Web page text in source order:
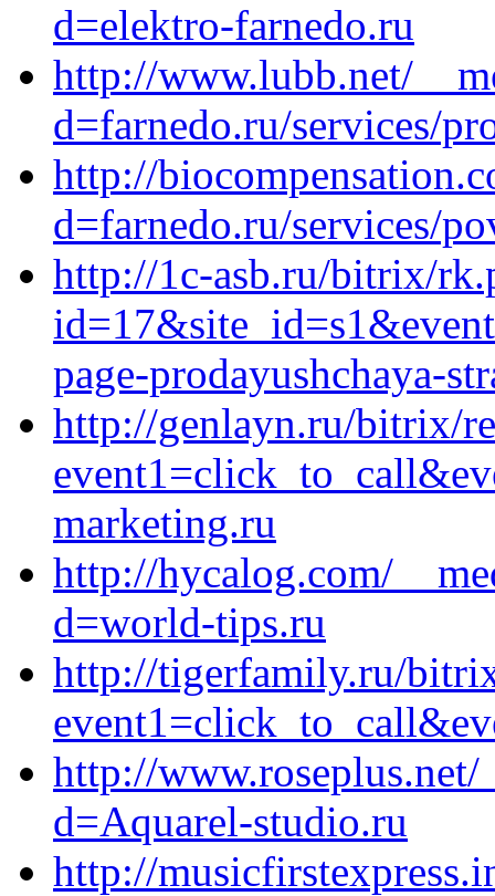
d=elektro-farnedo.ru
http://www.lubb.net/
d=farnedo.ru/services/
http://
d=farnedo.ru/services/
http://1c-asb.ru/bitrix/
page-prodayushchaya-
http://genlayn.ru/bitrix/
marketing.ru
http://hycalog.com/
d=world-tips.ru
http://tigerfamily.ru/
http://www.roseplus.net/
d=Aquarel-studio.ru
http://